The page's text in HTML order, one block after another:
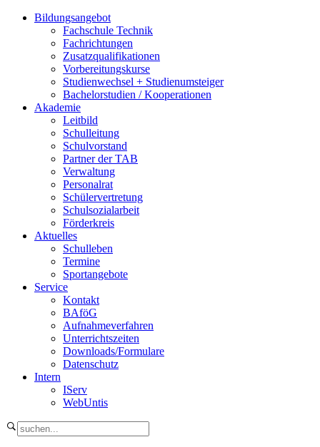
Bildungsangebot
Fachschule Technik
Fachrichtungen
Zusatzqualifikationen
Vorbereitungskurse
Studienwechsel + Studienumsteiger
Bachelorstudien / Kooperationen
Akademie
Leitbild
Schulleitung
Schulvorstand
Partner der TAB
Verwaltung
Personalrat
Schülervertretung
Schulsozialarbeit
Förderkreis
Aktuelles
Schulleben
Termine
Sportangebote
Service
Kontakt
BAföG
Aufnahmeverfahren
Unterrichtszeiten
Downloads/Formulare
Datenschutz
Intern
IServ
WebUntis